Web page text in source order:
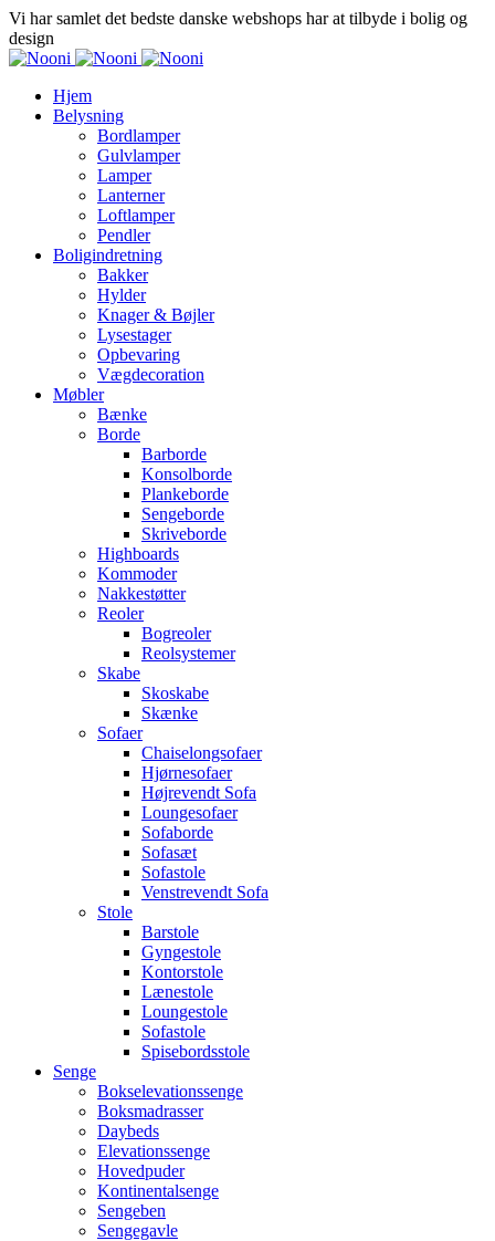
Vi har samlet det bedste danske webshops har at tilbyde i bolig og
design
Hjem
Belysning
Bordlamper
Gulvlamper
Lamper
Lanterner
Loftlamper
Pendler
Boligindretning
Bakker
Hylder
Knager & Bøjler
Lysestager
Opbevaring
Vægdecoration
Møbler
Bænke
Borde
Barborde
Konsolborde
Plankeborde
Sengeborde
Skriveborde
Highboards
Kommoder
Nakkestøtter
Reoler
Bogreoler
Reolsystemer
Skabe
Skoskabe
Skænke
Sofaer
Chaiselongsofaer
Hjørnesofaer
Højrevendt Sofa
Loungesofaer
Sofaborde
Sofasæt
Sofastole
Venstrevendt Sofa
Stole
Barstole
Gyngestole
Kontorstole
Lænestole
Loungestole
Sofastole
Spisebordsstole
Senge
Bokselevationssenge
Boksmadrasser
Daybeds
Elevationssenge
Hovedpuder
Kontinentalsenge
Sengeben
Sengegavle